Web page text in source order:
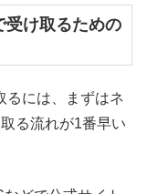
受け取るための
るには、まずはネ
る流れが1番早い